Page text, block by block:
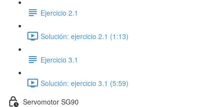
Ejercicio 2.1
Solución: ejercicio 2.1 (1:13)
Ejercicio 3.1
Solución: ejercicio 3.1 (5:59)
Servomotor SG90